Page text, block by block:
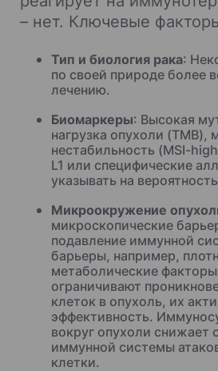
– нет. Ключевые
Тип и биология рака:
по своей природе более
лечению.
Биомаркеры: Высокая
нагрузка опухоли (TMB),
нестабильность (MSI-
L1 или специфические
указывать на
Микроокружение
микроскопические
подавление иммунной
барьеры, например,
метаболические
ограничивают
клеток в опухоль, их
эффективность.
вокруг опухоли снижает
иммунной системы
клетки.